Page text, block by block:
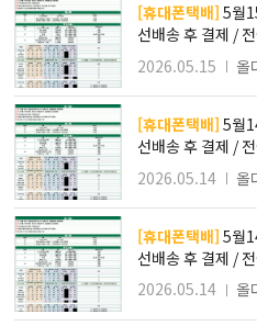
[휴대폰택배] 5월15일 [올다] 휴대폰성지 1차 시세표 /
선배송 후 결제 /
2026.05.15
올
[휴대폰택배] 5월14일 [올다] 휴대폰성지 2차 시세표 /
선배송 후 결제 /
2026.05.14
올
[휴대폰택배] 5월14일 [올다] 휴대폰성지 1차 시세표 /
선배송 후 결제 /
2026.05.14
올